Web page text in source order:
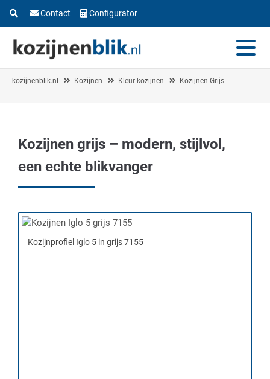
Contact Configurator
kozijnenblik.nl Kozijnen Kleur kozijnen Kozijnen Grijs
Kozijnen grijs – modern, stijlvol,
een echte blikvanger
Kozijnprofiel Iglo 5 in grijs 7155